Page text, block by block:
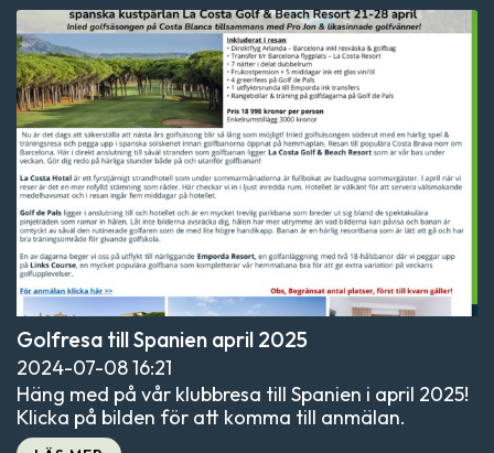
Golfresa till Spanien april 2025
2024-07-0816:21
Häng med på vår klubbresa till Spanien i april 2025!
Klicka på bilden för att komma till anmälan.